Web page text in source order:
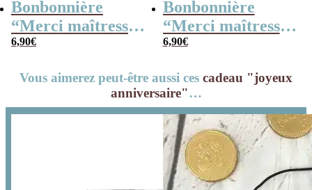
Bonbonnière
“Merci maîtresse”
– 15 cœurs
Collection arc-en-
6,90€
Bonbonnière
“Merci maîtresse”
– 15 cœurs
Collection florale
6,90€
Vous aimerez peut-être aussi ces cadeau "joyeux
anniversaire"…